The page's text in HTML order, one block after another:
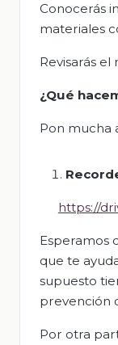
Conocerás
materiales
Revisarás
¿Qué
Pon mucha
https://
Esperamos
que te
supuesto
prevención
Por otra